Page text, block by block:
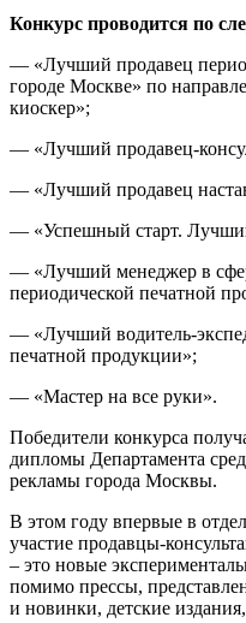
Конкурс проводится по
— «Лучший продавец
городе Москве» по
киоскер»;
— «Лучший продавец-
— «Лучший продавец
— «Успешный старт.
— «Лучший менеджер в
периодической печатной
— «Лучший водитель-
печатной продукции»;
— «Мастер на все руки».
Победители конкурса
дипломы Департамента
рекламы города Москвы.
В этом году впервые в
участие продавцы-
– это новые
помимо прессы,
и новинки, детские